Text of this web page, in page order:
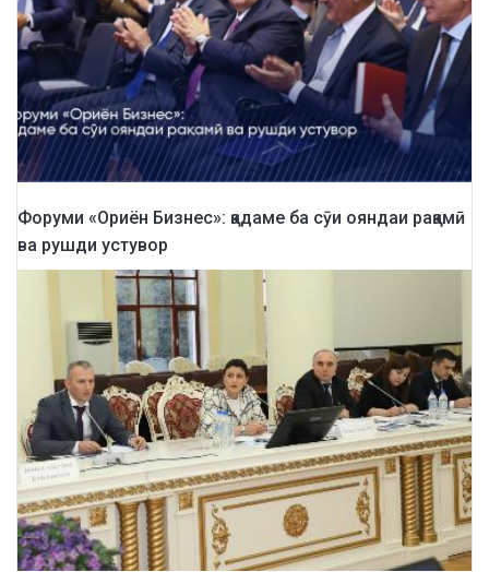
Форуми «Ориён Бизнес»: қадаме ба сӯи ояндаи рақамӣ
ва рушди устувор